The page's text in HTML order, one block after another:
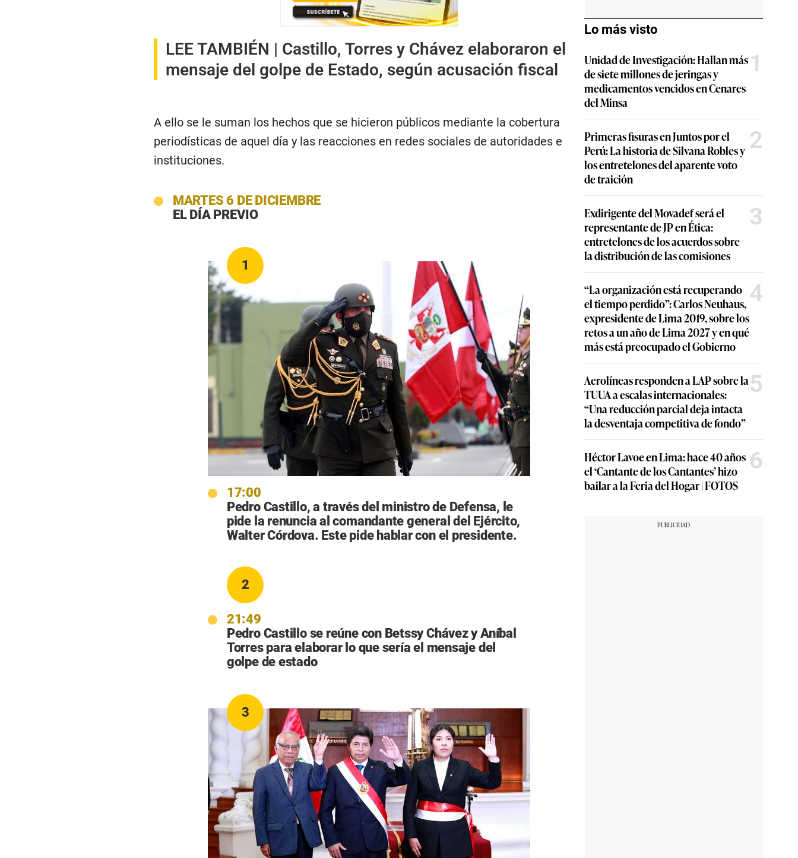
LEE TAMBIÉN | Castillo, Torres y Chávez elaboraron el
mensaje del golpe de Estado, según acusación fiscal
A ello se le suman los hechos que se hicieron públicos mediante la cobertura
periodísticas de aquel día y las reacciones en redes sociales de autoridades e
instituciones.
MARTES 6 DE DICIEMBRE
EL DÍA PREVIO
1
17:00
Pedro Castillo, a través del ministro de Defensa, le
pide la renuncia al comandante general del Ejército,
Walter Córdova. Este pide hablar con el presidente.
2
21:49
Pedro Castillo se reúne con Betssy Chávez y Aníbal
Torres para elaborar lo que sería el mensaje del
golpe de estado
3
Lo más visto
Unidad de Investigación: Hallan más
de siete millones de jeringas y
medicamentos vencidos en Cenares
del Minsa
1
Primeras fisuras en Juntos por el
Perú: La historia de Silvana Robles y
los entretelones del aparente voto
de traición
2
Exdirigente del Movadef será el
representante de JP en Ética:
entretelones de los acuerdos sobre
la distribución de las comisiones
3
“La organización está recuperando
el tiempo perdido”: Carlos Neuhaus,
expresidente de Lima 2019, sobre los
retos a un año de Lima 2027 y en qué
más está preocupado el Gobierno
4
Aerolíneas responden a LAP sobre la
TUUA a escalas internacionales:
“Una reducción parcial deja intacta
la desventaja competitiva de fondo”
5
Héctor Lavoe en Lima: hace 40 años
el ‘Cantante de los Cantantes’ hizo
bailar a la Feria del Hogar | FOTOS
6